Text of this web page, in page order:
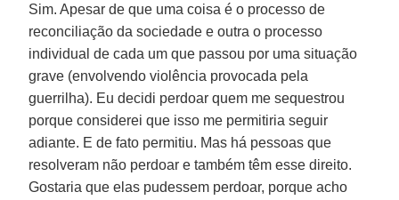
Sim. Apesar de que uma coisa é o processo de
reconciliação da sociedade e outra o processo
individual de cada um que passou por uma situação
grave (envolvendo violência provocada pela
guerrilha). Eu decidi perdoar quem me sequestrou
porque considerei que isso me permitiria seguir
adiante. E de fato permitiu. Mas há pessoas que
resolveram não perdoar e também têm esse direito.
Gostaria que elas pudessem perdoar, porque acho